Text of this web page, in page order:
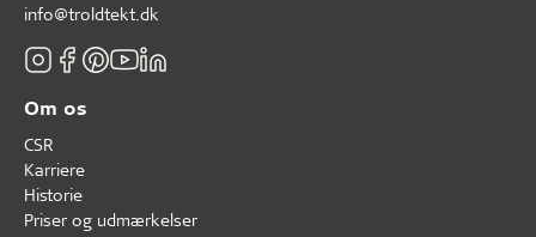
info@troldtekt.dk
Om os
CSR
Karriere
Historie
Priser og udmærkelser